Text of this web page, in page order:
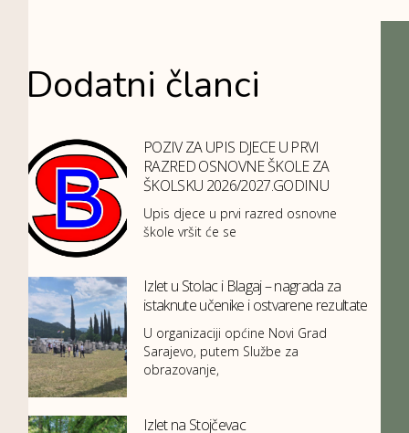
Dodatni članci
POZIV ZA UPIS DJECE U PRVI
RAZRED OSNOVNE ŠKOLE ZA
ŠKOLSKU 2026/2027.GODINU
Upis djece u prvi razred osnovne
škole vršit će se
Izlet u Stolac i Blagaj – nagrada za
istaknute učenike i ostvarene rezultate
U organizaciji općine Novi Grad
Sarajevo, putem Službe za
obrazovanje,
Izlet na Stojčevac